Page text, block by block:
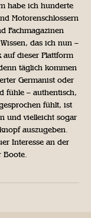
habe ich hunderte
Motorenschlossern
Fachmagazinen
das ich nun –
auf dieser Plattform
täglich kommen
Germanist oder
fühle – authentisch,
fühlt, ist
und vielleicht sogar
auszugeben.
Interesse an der
Boote.